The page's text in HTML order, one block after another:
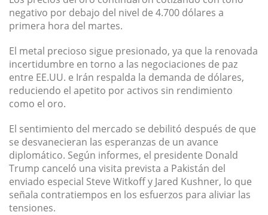
negativo por debajo del nivel de 4.700 dólares a
primera hora del martes.
El metal precioso sigue presionado, ya que la renovada
incertidumbre en torno a las negociaciones de paz
entre EE.UU. e Irán respalda la demanda de dólares,
reduciendo el apetito por activos sin rendimiento
como el oro.
El sentimiento del mercado se debilitó después de que
se desvanecieran las esperanzas de un avance
diplomático. Según informes, el presidente Donald
Trump canceló una visita prevista a Pakistán del
enviado especial Steve Witkoff y Jared Kushner, lo que
señala contratiempos en los esfuerzos para aliviar las
tensiones.